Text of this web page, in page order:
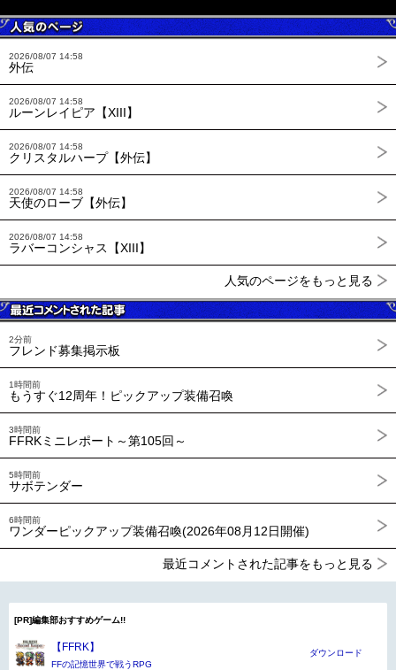
2026/08/07 14:58
外伝
2026/08/07 14:58
ルーンレイピア【XIII】
2026/08/07 14:58
クリスタルハープ【外伝】
2026/08/07 14:58
天使のローブ【外伝】
2026/08/07 14:58
ラバーコンシャス【XIII】
人気のページをもっと見る
2分前
フレンド募集掲示板
1時間前
もうすぐ12周年！ピックアップ装備召喚
3時間前
FFRKミニレポート～第105回～
5時間前
サボテンダー
6時間前
ワンダーピックアップ装備召喚(2026年08月12日開催)
最近コメントされた記事をもっと見る
[PR]編集部おすすめゲーム!!
【FFRK】
FFの記憶世界で戦うRPG
ダウンロード